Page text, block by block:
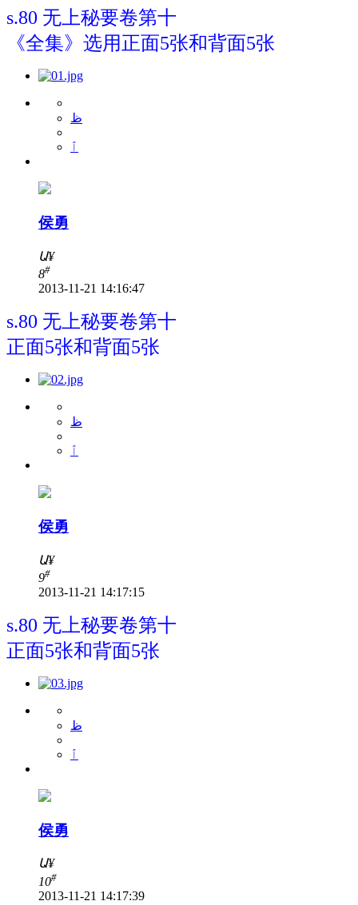
s.80 无上秘要卷第十
《全集》选用正面5张和背面5张
ظ
ٱ
侯勇
Ա¥
8#
2013-11-21 14:16:47
s.80 无上秘要卷第十
正面5张和背面5张
ظ
ٱ
侯勇
Ա¥
9#
2013-11-21 14:17:15
s.80 无上秘要卷第十
正面5张和背面5张
ظ
ٱ
侯勇
Ա¥
10#
2013-11-21 14:17:39